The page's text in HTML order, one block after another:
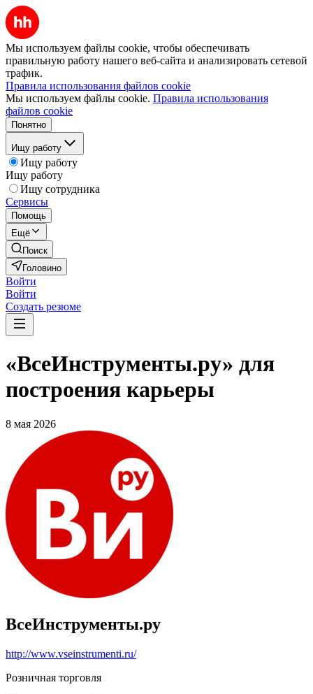
Мы используем файлы cookie, чтобы обеспечивать
правильную работу нашего веб-сайта и анализировать сетевой
трафик.
Правила использования файлов cookie
Мы используем файлы cookie. Правила использования
файлов cookie
Понятно
Ищу работу
Ищу работу
Ищу работу
Ищу сотрудника
Сервисы
Помощь
Ещё
Поиск
Головино
Войти
Войти
Создать резюме
«ВсеИнструменты.ру» для
построения карьеры
8 мая 2026
ВсеИнструменты.ру
http://www.vseinstrumenti.ru/
Розничная торговля